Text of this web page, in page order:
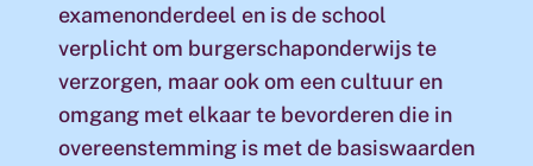
examenonderdeel en is de school
verplicht om burgerschaponderwijs te
verzorgen, maar ook om een cultuur en
omgang met elkaar te bevorderen die in
overeenstemming is met de basiswaarden